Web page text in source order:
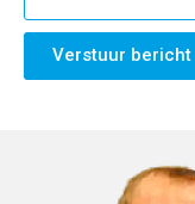
Verstuur bericht